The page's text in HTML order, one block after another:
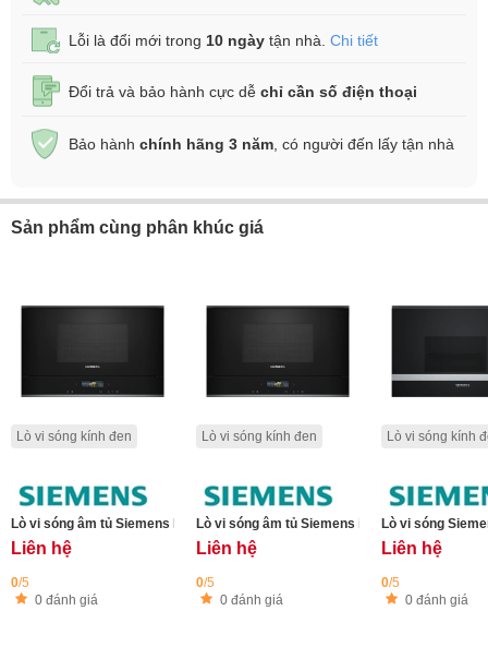
Lỗi là đổi mới trong 10 ngày tận nhà. Chi tiết
Đổi trả và bảo hành cực dễ chỉ cần số điện thoại
Bảo hành chính hãng 3 năm , có người đến lấy tận nhà
Sản phẩm cùng phân khúc giá
Lò vi sóng kính đen
Lò vi sóng âm tủ Siemens BF722R1B1 iQ700 - 21L
Liên hệ
0/5
0 đánh giá
Lò vi sóng kính đen
Lò vi sóng âm tủ Siemens iQ500 BF722L1B1
Liên hệ
0/5
0 đánh giá
Lò vi sóng kính
Lò vi sóng
Liên hệ
0/5
0 đánh giá